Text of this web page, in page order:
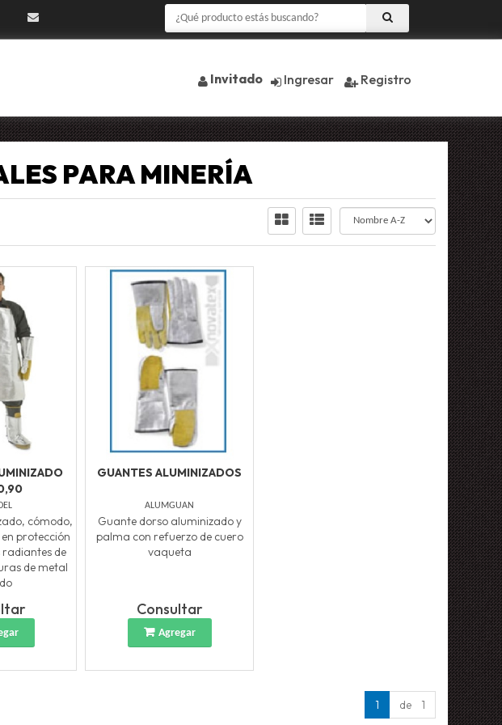
Invitado Ingresar Registro
PARA MINERÍA
cómodo,
protección
de
de metal
GUANTES ALUMINIZADOS
ALUMGUAN
Guante dorso aluminizado y
palma con refuerzo de cuero
vaqueta
Consultar
Agregar
1 de 1